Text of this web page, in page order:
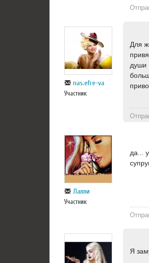
nas.efre-va
Участник
Для
души
Лалли
Участник
да...
Я